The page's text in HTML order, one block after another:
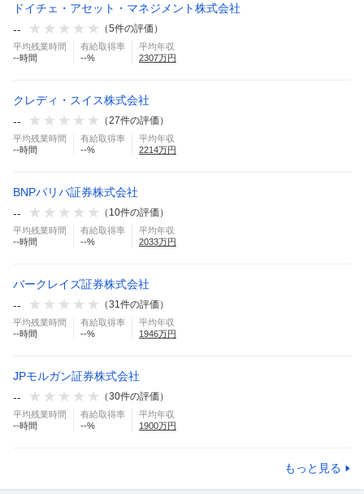
ドイチェ・アセット・マネジメント株式会社
--
（5件の評価）
平均残業時間
--時間
有給取得率
--%
平均年収
2307万円
クレディ・スイス株式会社
--
（27件の評価）
平均残業時間
--時間
有給取得率
--%
平均年収
2214万円
BNPパリバ証券株式会社
--
（ 10件の評価）
平均残業時間
--時間
有給取得率
--%
平均年収
2033万円
バークレイズ証券株式会社
--
（31件の評価）
平均残業時間
--時間
有給取得率
--%
平均年収
1946万円
JPモルガン証券株式会社
--
（30件の評価）
平均残業時間
--時間
有給取得率
--%
平均年収
1900万円
もっと見る